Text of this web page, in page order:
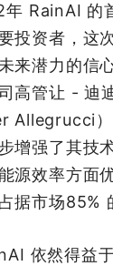
年 RainAI 的
投资者，这
来潜力的信
高管让 - 迪
Allegrucci）
增强了其技
源效率方面
据市场85%
依然得益